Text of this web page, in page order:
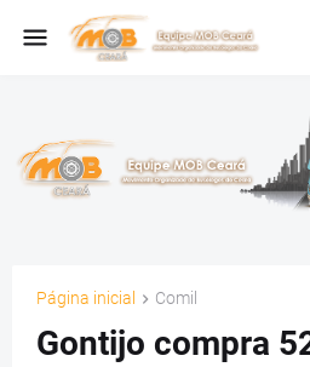
Página inicial Comil
Gontijo compra